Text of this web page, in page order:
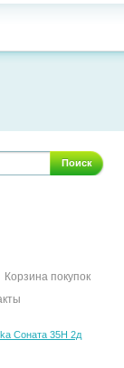
Поиск
Корзина покупок
Соната 35Н 2д